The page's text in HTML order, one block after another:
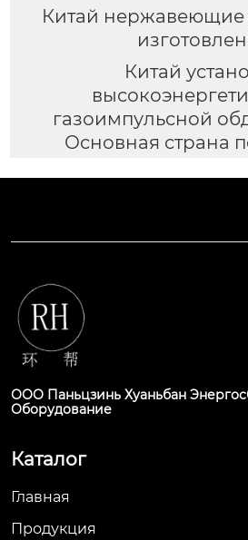
Китай нержавеющие
Китай
газоимпульсной
Основная страна
ООО Паньцзинь Хуаньбан
Оборудование
Каталог
Главная
Продукция